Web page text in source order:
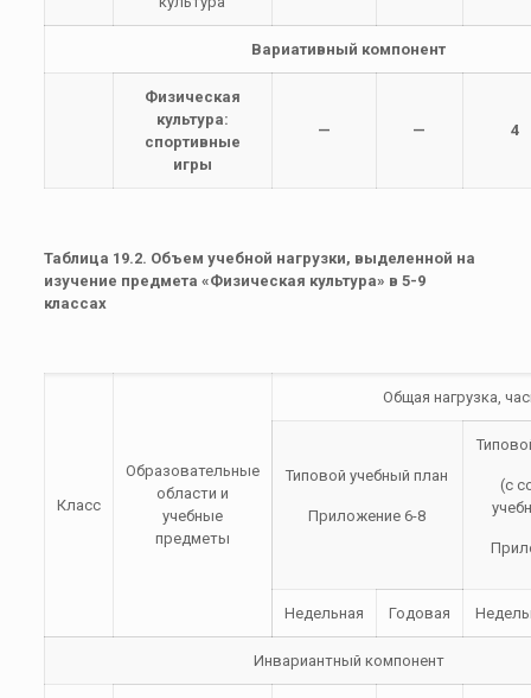
Вариативный компонент
Физическая
культура:
спортивные
игры
— — 4
Таблица 19.2. Объем учебной нагрузки, выделенной на
изучение предмета «Физическая культура» в 5-9
классах
Класс
Образовательные
области и
учебные
предметы
Общая нагрузка,
Типовой учебный план
Приложение 6-8
(с
Недельная Годовая
Инвариантный компонент